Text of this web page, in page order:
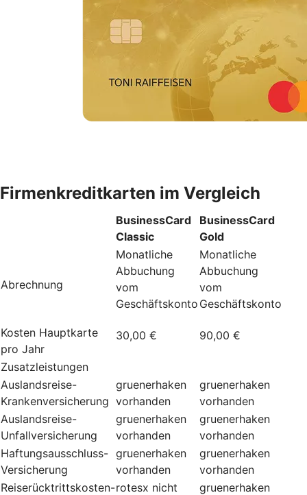
Firmenkreditkarten im Vergleich
BusinessCard
Classic
BusinessCard
Gold
Abrechnung
Monatliche
Abbuchung
vom
Geschäftskonto
Monatliche
Abbuchung
vom
Geschäftskonto
Kosten Hauptkarte
pro Jahr
30,00 € 90,00 €
Zusatzleistungen
Auslandsreise-
Krankenversicherung
gruenerhaken
vorhanden
gruenerhaken
vorhanden
Auslandsreise-
Unfallversicherung
gruenerhaken
vorhanden
gruenerhaken
vorhanden
Haftungsausschluss-
Versicherung
gruenerhaken
vorhanden
gruenerhaken
vorhanden
Reiserücktrittskosten-rotesx nicht
gruenerhaken